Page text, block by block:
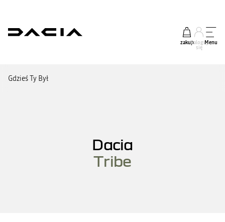
zakupZaloguj
się
Menu
Gdzieś Ty Był
Dacia
Tribe